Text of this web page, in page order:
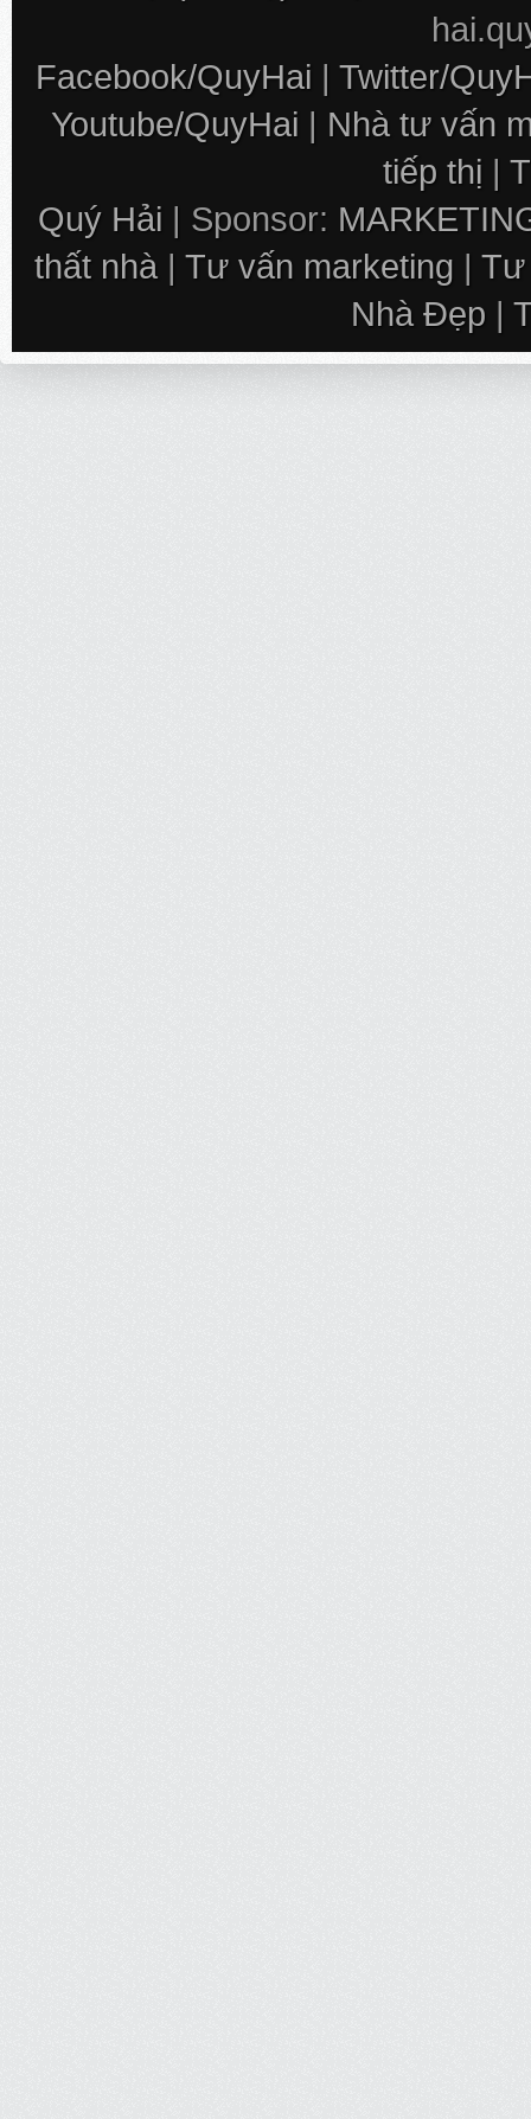
Facebook/QuyHai | Twitter/
Youtube/QuyHai | Nhà tư vấn
tiếp thị |
Quý Hải | Sponsor:
thất nhà | Tư vấn marketing | Tư
Nhà Đẹp |